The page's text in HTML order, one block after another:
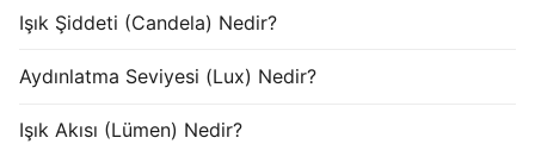
Işık Şiddeti (Candela) Nedir?
Aydınlatma Seviyesi (Lux) Nedir?
Işık Akısı (Lümen) Nedir?